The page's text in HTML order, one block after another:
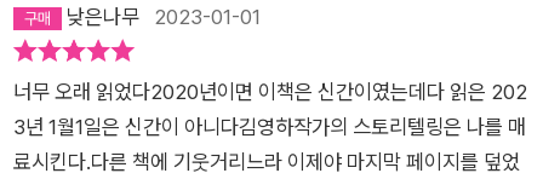
리아...​오래 준비해온 대답...'여행의 이유'의 작가 김영하의 시칠
리아 여행 산문이신간으로 나왔다.반가운 마음에 예약구매를 해
놓고 지난 29일에 받았다.​꼬맹이 사랑 펭수 리유저블컵을 준다
는 던킨에서커피를 사들고 기차를 탔다.긴 시간 함께 해줄따끈따
끈한 책도 있으니 어디든 행복한 여행길이 될 것 같은 예감...​교수
낮은나무 2023-01-01
너무 오래 읽었다2020년이면 이책은 신간이였는데다 읽은 202
3년 1월1일은 신간이 아니다김영하작가의 스토리텔링은 나를 매
료시킨다.다른 책에 기웃거리느라 이제야 마지막 페이지를 덮었